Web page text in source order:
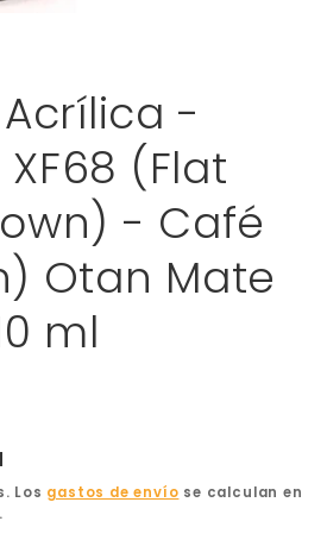
-
(Flat
- Café
Otan Mate
ml
Los gastos de envío se calculan en